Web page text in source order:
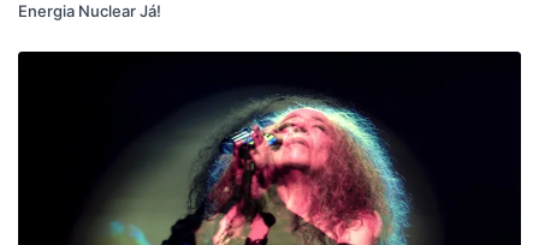
Energia Nuclear Já!